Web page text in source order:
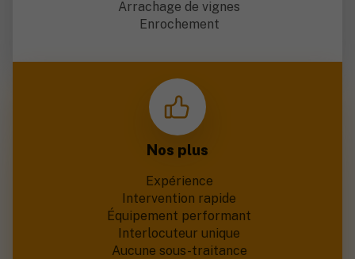
Arrachage de vignes
Enrochement
Nos plus
Expérience
Intervention rapide
Équipement performant
Interlocuteur unique
Aucune sous-traitance